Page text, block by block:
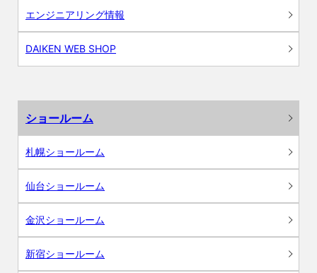
エンジニアリング情報
DAIKEN WEB SHOP
ショールーム
札幌ショールーム
仙台ショールーム
金沢ショールーム
新宿ショールーム